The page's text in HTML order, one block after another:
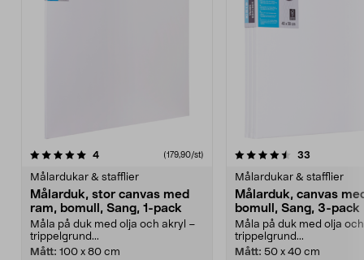
4recensioner (179,90/st)
Målardukar & stafflier
Målarduk, stor canvas med
ram, bomull, Sang, 1-pack
Måla på duk med olja och akryl –
trippelgrund...
Mått: 100 x 80 cm
4.5 av 5 stjärnor 33
Målardukar & stafflier
Målarduk, canvas
bomull, Sang, 3-pack
Måla på duk med olja
trippelgrund...
Mått: 50 x 40 cm
4.5 av 5 stjärnor